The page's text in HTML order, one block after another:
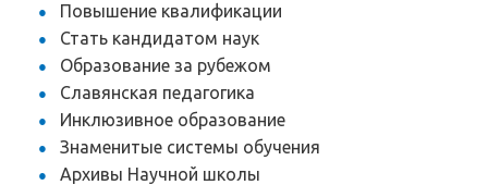
Повышение квалификации
Стать кандидатом наук
Образование за рубежом
Славянская педагогика
Инклюзивное образование
Знаменитые системы обучения
Архивы Научной школы